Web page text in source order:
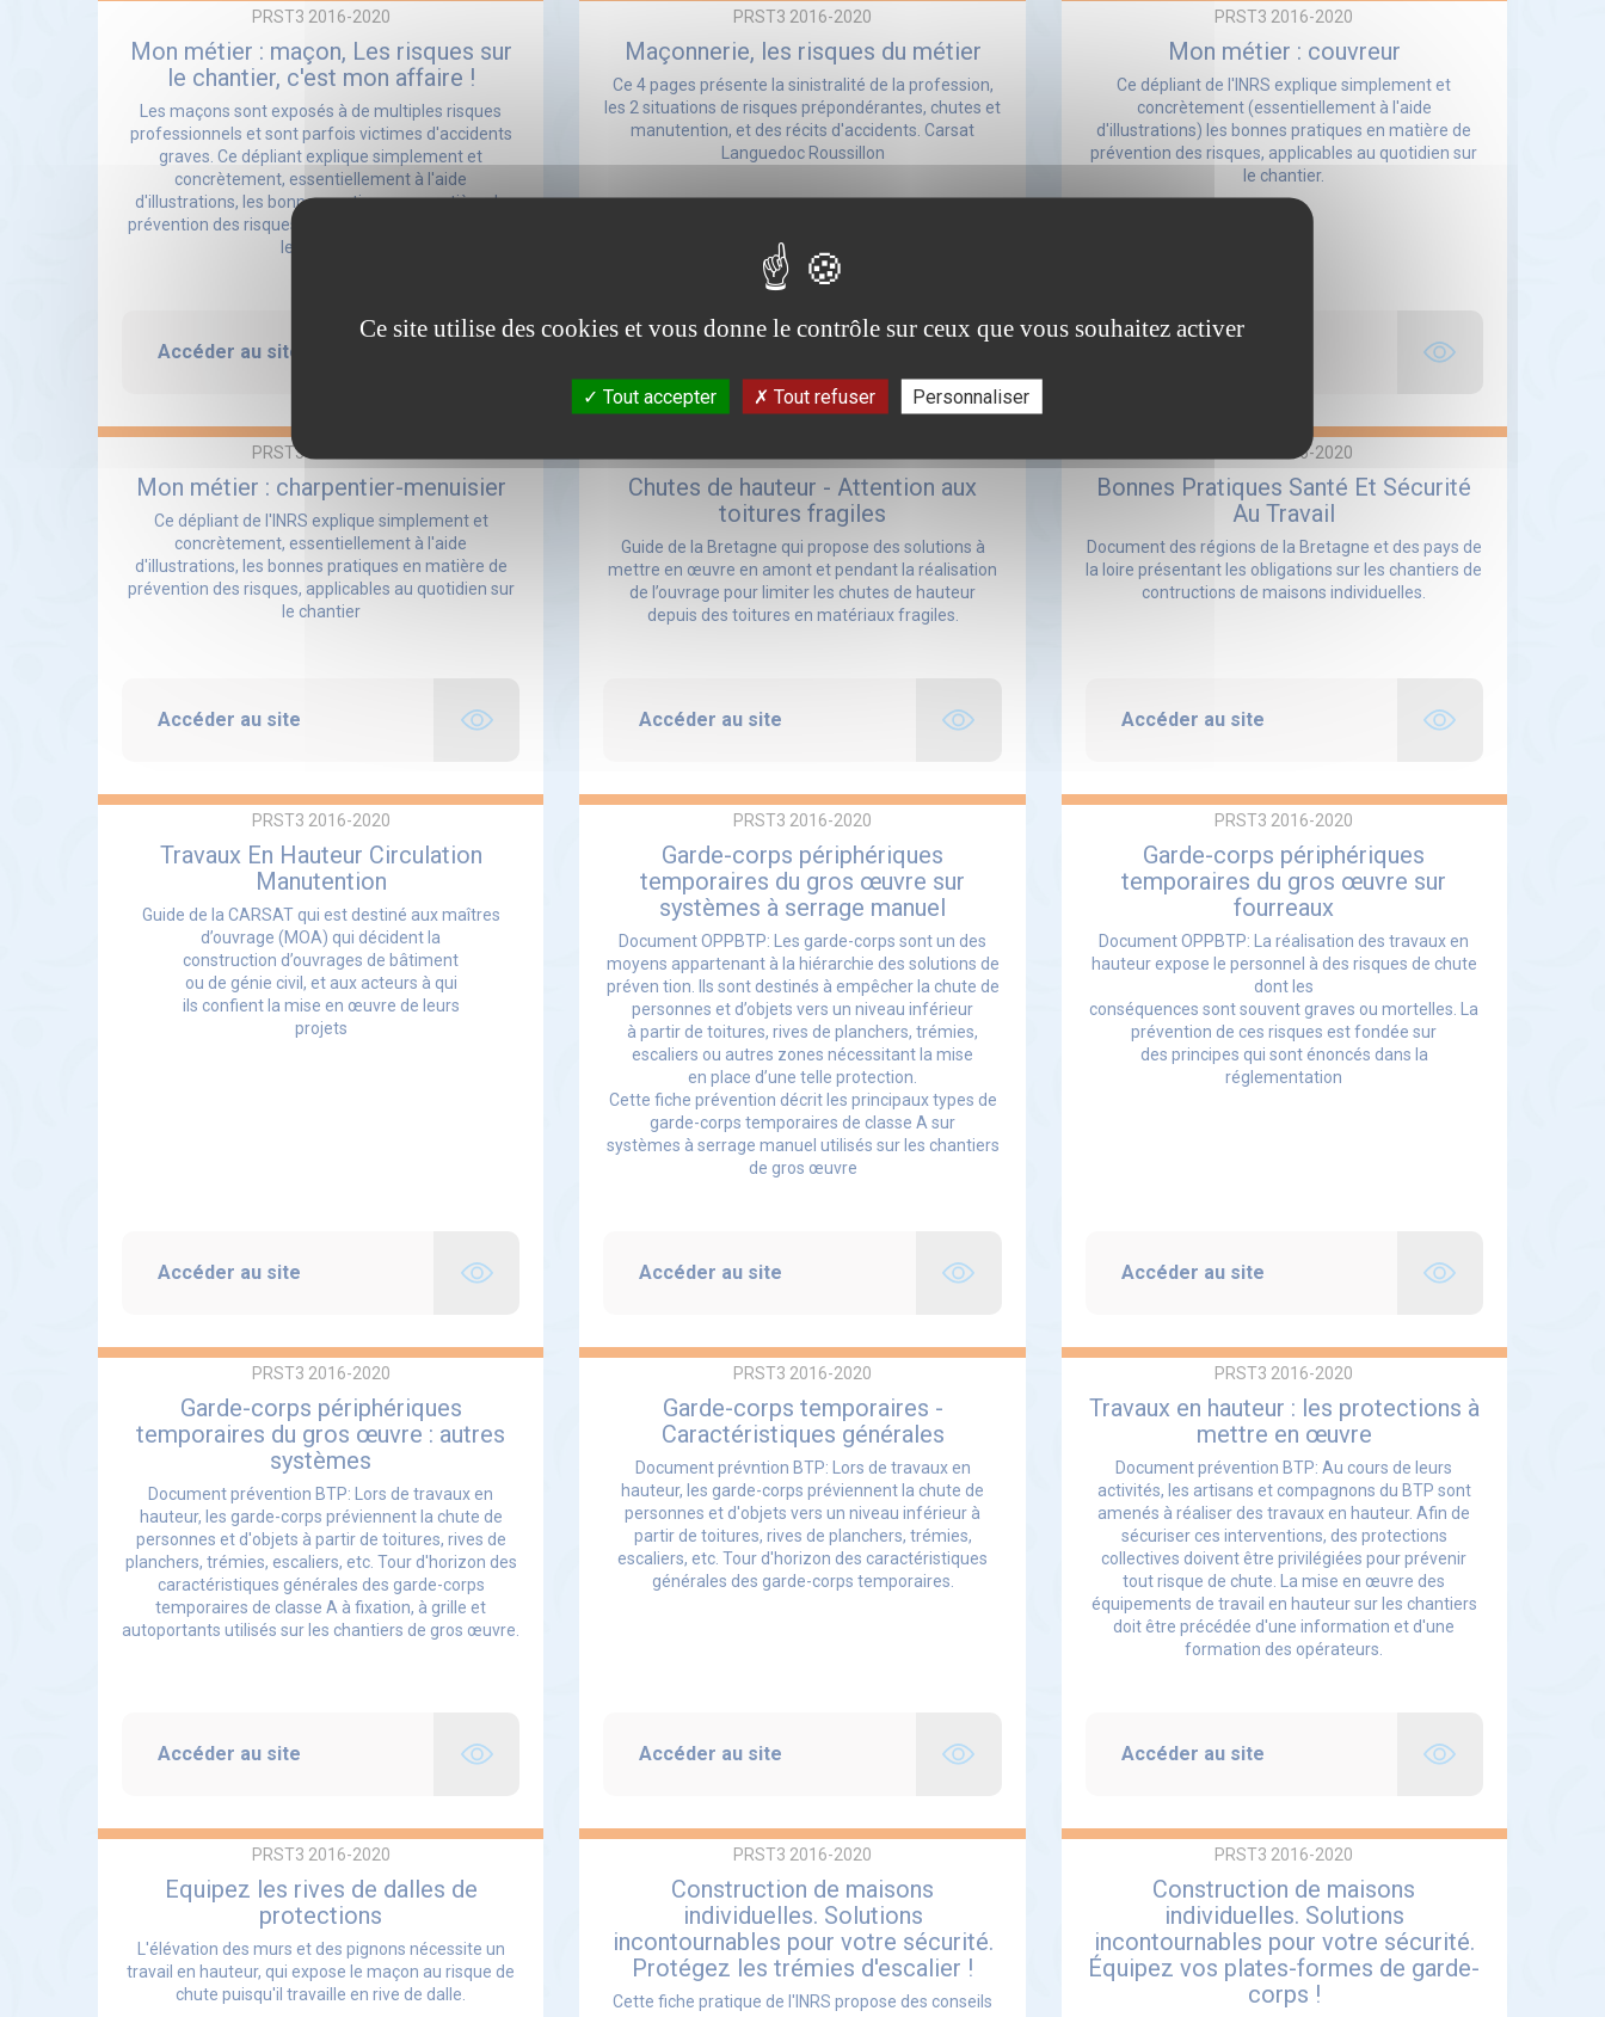
PRST3 2016-2020
Mon métier : maçon, Les risques sur
le chantier, c'est mon affaire !
Les maçons sont exposés à de multiples risques
professionnels et sont parfois victimes d'accidents
graves. Ce dépliant explique simplement et
concrètement, essentiellement à l'aide
d'illustrations, les bonnes pratiques en matière de
prévention des risques, applicables au quotidien sur
le chantier.
Accéder au site
PRST3 2016-2020
Maçonnerie, les risques du métier
Ce 4 pages présente la sinistralité de la profession,
les 2 situations de risques prépondérantes, chutes et
manutention, et des récits d'accidents. Carsat
Languedoc Roussillon
PRST3 2016-2020
Mon métier : couvreur
Ce dépliant de l'INRS explique simplement et
concrètement (essentiellement à l'aide
d'illustrations) les bonnes pratiques en matière de
prévention des risques, applicables au quotidien sur
le chantier.
PRST3 2016-2020
Mon métier : charpentier-menuisier
Ce dépliant de l'INRS explique simplement et
concrètement, essentiellement à l'aide
d'illustrations, les bonnes pratiques en matière de
prévention des risques, applicables au quotidien sur
le chantier
Accéder au site
Chutes de hauteur - Attention aux
toitures fragiles
Guide de la Bretagne qui propose des solutions à
mettre en œuvre en amont et pendant la réalisation
de l’ouvrage pour limiter les chutes de hauteur
depuis des toitures en matériaux fragiles.
Accéder au site
PRST3 2016-2020
Bonnes Pratiques Santé Et Sécurité
Au Travail
Document des régions de la Bretagne et des pays de
la loire présentant les obligations sur les chantiers de
contructions de maisons individuelles.
Accéder au site
PRST3 2016-2020
Travaux En Hauteur Circulation
Manutention
Guide de la CARSAT qui est destiné aux maîtres
d’ouvrage (MOA) qui décident la
construction d’ouvrages de bâtiment
ou de génie civil, et aux acteurs à qui
ils confient la mise en œuvre de leurs
projets
Accéder au site
PRST3 2016-2020
Garde-corps périphériques
temporaires du gros œuvre sur
systèmes à serrage manuel
Document OPPBTP: Les garde-corps sont un des
moyens appartenant à la hiérarchie des solutions de
préven tion. Ils sont destinés à empêcher la chute de
personnes et d’objets vers un niveau inférieur
à partir de toitures, rives de planchers, trémies,
escaliers ou autres zones nécessitant la mise
en place d’une telle protection.
Cette fiche prévention décrit les principaux types de
garde-corps temporaires de classe A sur
systèmes à serrage manuel utilisés sur les chantiers
de gros œuvre
Accéder au site
PRST3 2016-2020
Garde-corps périphériques
temporaires du gros œuvre sur
fourreaux
Document OPPBTP: La réalisation des travaux en
hauteur expose le personnel à des risques de chute
dont les
conséquences sont souvent graves ou mortelles. La
prévention de ces risques est fondée sur
des principes qui sont énoncés dans la
réglementation
Accéder au site
PRST3 2016-2020
Garde-corps périphériques
temporaires du gros œuvre : autres
systèmes
Document prévention BTP: Lors de travaux en
hauteur, les garde-corps préviennent la chute de
personnes et d'objets à partir de toitures, rives de
planchers, trémies, escaliers, etc. Tour d'horizon des
caractéristiques générales des garde-corps
temporaires de classe A à fixation, à grille et
autoportants utilisés sur les chantiers de gros œuvre.
Accéder au site
PRST3 2016-2020
Garde-corps temporaires -
Caractéristiques générales
Document prévntion BTP: Lors de travaux en
hauteur, les garde-corps préviennent la chute de
personnes et d'objets vers un niveau inférieur à
partir de toitures, rives de planchers, trémies,
escaliers, etc. Tour d'horizon des caractéristiques
générales des garde-corps temporaires.
Accéder au site
PRST3 2016-2020
Travaux en hauteur : les protections à
mettre en œuvre
Document prévention BTP: Au cours de leurs
activités, les artisans et compagnons du BTP sont
amenés à réaliser des travaux en hauteur. Afin de
sécuriser ces interventions, des protections
collectives doivent être privilégiées pour prévenir
tout risque de chute. La mise en œuvre des
équipements de travail en hauteur sur les chantiers
doit être précédée d'une information et d'une
formation des opérateurs.
Accéder au site
PRST3 2016-2020
Equipez les rives de dalles de
protections
L'élévation des murs et des pignons nécessite un
travail en hauteur, qui expose le maçon au risque de
chute puisqu'il travaille en rive de dalle.
PRST3 2016-2020
Construction de maisons
individuelles. Solutions
incontournables pour votre sécurité.
Protégez les trémies d'escalier !
Cette fiche pratique de l'INRS propose des conseils
PRST3 2016-2020
Construction de maisons
individuelles. Solutions
incontournables pour votre sécurité.
Équipez vos plates-formes de garde-
corps !
Ce site utilise des cookies et vous donne le contrôle sur ceux que vous souhaitez activer
Tout accepter Tout refuser Personnaliser